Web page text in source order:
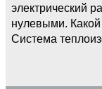
электрический
нулевыми. Какой
Система